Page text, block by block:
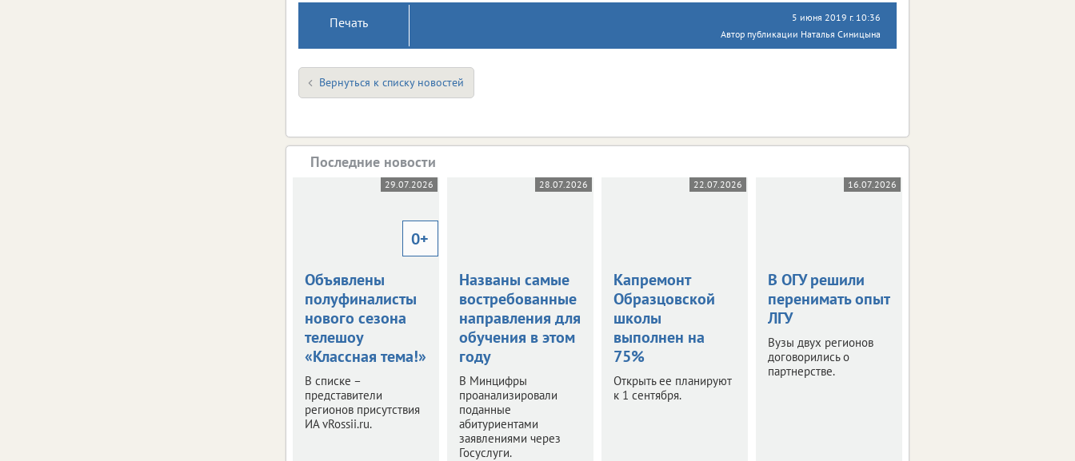
Печать
5 июня 2019 г. 10:36
Автор публикации Наталья Синицына
Вернуться к списку новостей
Последние новости
29.07.2026
0+
Объявлены
полуфиналисты
нового сезона
телешоу
«Классная тема!»
В списке –
представители
регионов присутствия
ИА vRossii.ru.
28.07.2026
Названы самые
востребованные
направления для
обучения в этом
году
В Минцифры
проанализировали
поданные
абитуриентами
заявлениями через
Госуслуги.
22.07.2026
Капремонт
Образцовской
школы
выполнен на
75%
Открыть ее планируют
к 1 сентября.
16.07.2026
В ОГУ решили
перенимать опыт
ЛГУ
Вузы двух регионов
договорились о
партнерстве.